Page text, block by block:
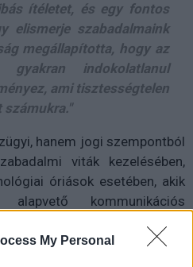
My Personal
ítéletet, és egy fontos
elismerje szabadalmaink
megállapította, hogy az
gyakran indokolatlanul
ami tisztességtelen
hanem jogi szempontból
viták kezelésében,
óriások esetében, akik
alapvető kommunikációs